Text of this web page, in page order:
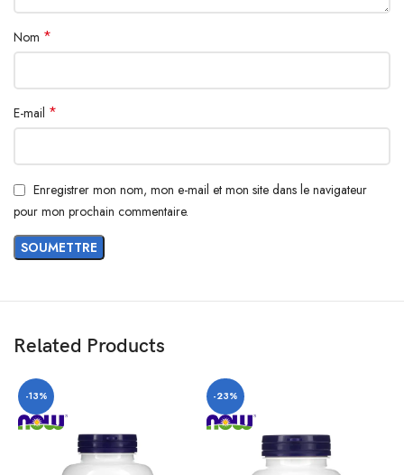
Nom *
E-mail *
Enregistrer mon nom, mon e-mail et mon site dans le navigateur
pour mon prochain commentaire.
Related Products
-13% -23%